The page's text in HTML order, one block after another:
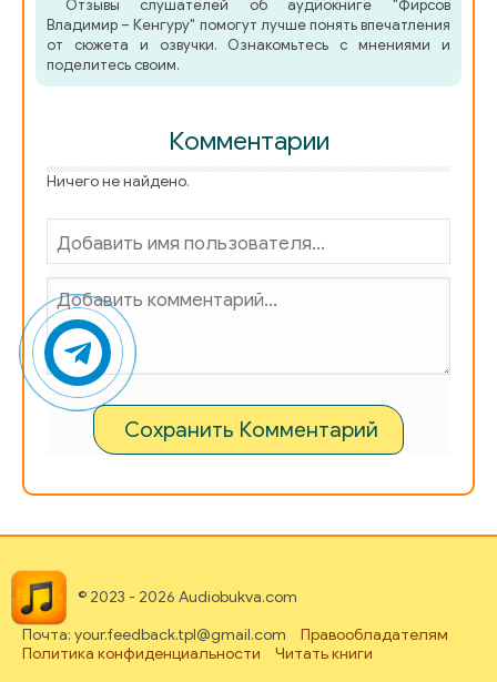
Отзывы слушателей об аудиокниге "Фирсов
Владимир – Кенгуру" помогут лучше понять впечатления
от сюжета и озвучки. Ознакомьтесь с мнениями и
поделитесь своим.
Комментарии
Ничего не найдено.
Сохранить Комментарий
© 2023 - 2026 Audiobukva.com
Почта: your.feedback.tpl@gmail.com
Правообладателям
Политика конфиденциальности
Читать книги